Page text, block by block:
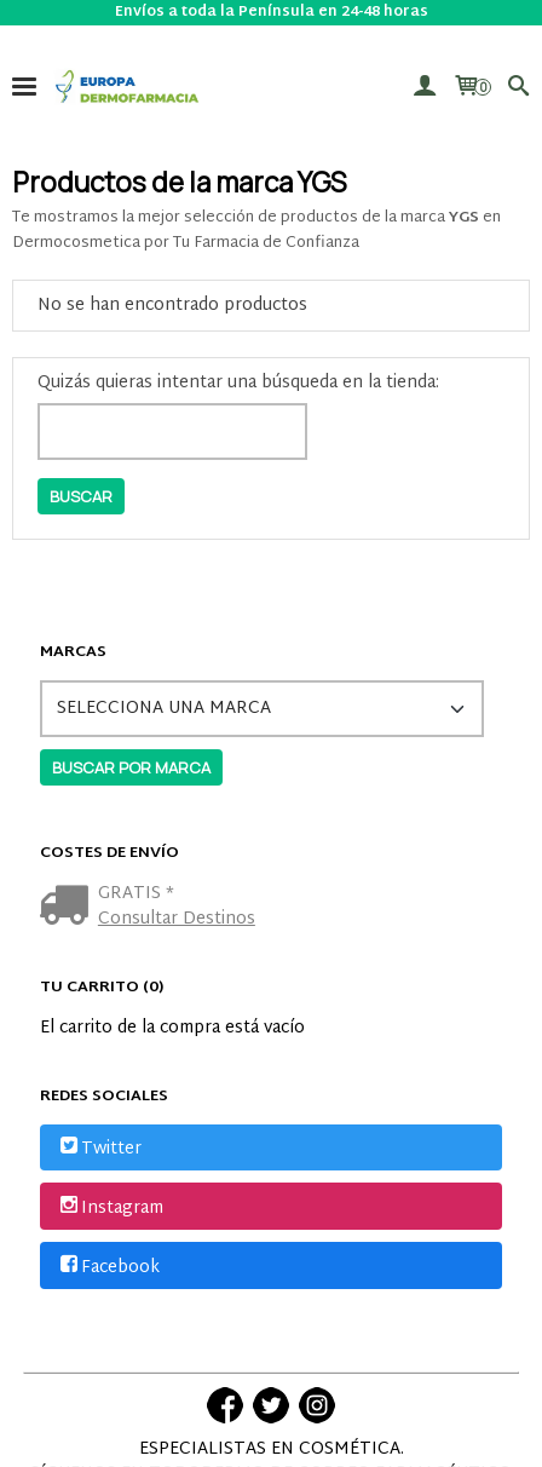
Envíos a toda la Península en 24-48 horas
0
MARCAS
COSTES DE ENVÍO
GRATIS *
Consultar Destinos
TU CARRITO (0)
El carrito de la compra está vacío
REDES SOCIALES
Twitter
Instagram
Facebook
Productos de la marca YGS
Te mostramos la mejor selección de productos de la marcaYGS en
Dermocosmetica por Tu Farmacia de Confianza
No se han encontrado productos
Quizás quieras intentar una búsqueda en la tienda:
ESPECIALISTAS EN COSMÉTICA.